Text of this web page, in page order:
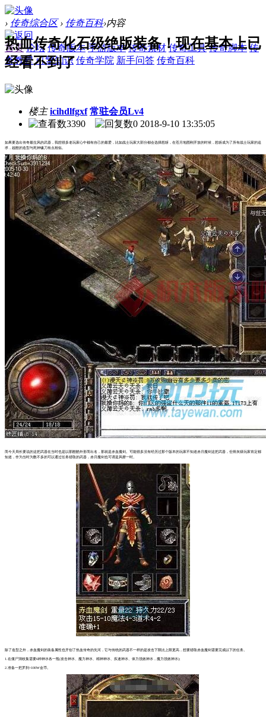
› 传奇综合区 › 传奇百科›内容
首页 论坛 传奇版本 手游版本 传奇素材 传奇工具 传奇脚本 传
奇教程 引擎知识 传奇学院 新手问答 传奇百科
热血传奇化石级绝版装备！现在基本上已
经看不到了
楼主 icihdlfgxf 常驻会员Lv4
3390
0 2018-9-10 13:35:05
如果要选出传奇最拉风的武器，我想很多老玩家心中都有自己的最爱，比如战士玩家大部分都会选择怒斩，在苍月地图刚开放的时候，怒斩成为了所有战士玩家的追
求，超酷的造型与死神镰刀有点相似。
而今天局长要说的这把武器在当时也是以那酷酷外形而出名，那就是赤血魔剑。可能很多没有经历过那个版本的玩家不知道赤月魔剑这把武器，但骨灰级玩家肯定都
知道，作为当时为数不多的可以通过任务猎取的武器，赤月魔剑也可谓是风靡一时。
除了造型之外，赤血魔剑的装备属性也开创了热血传奇的先河，它与传统的武器不一样的是攻击下限比上限更高，想要猎取赤血魔剑需要完成以下的任务。
1.在僵尸洞收集需要6种神水各一瓶(攻击神水、魔力神水、精神神水、疾速神水、体力强效神水，魔力强效神水);
2.准备一把罗刹+100W金币。